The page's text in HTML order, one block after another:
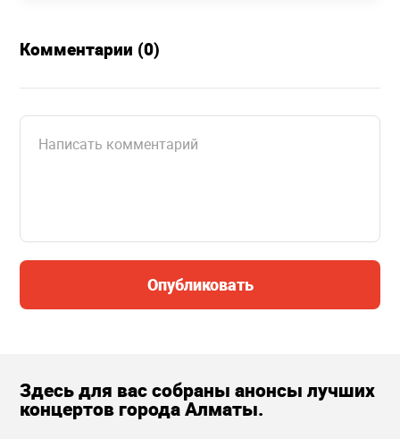
Комментарии (0)
Опубликовать
Здесь для вас собраны анонсы лучших
концертов города Алматы.